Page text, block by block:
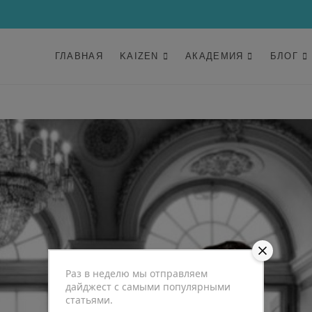
ГЛАВНАЯ KAIZEN АКАДЕМИЯ БЛОГ
Раз в неделю мы отправляем
дайджест с самыми популярными
статьями.